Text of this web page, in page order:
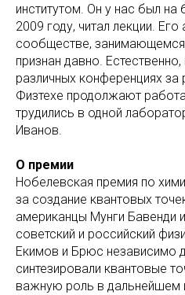
институтом. Он у нас был
2009 году, читал лекции.
сообществе, занимающемся
признан давно.
различных конференциях
Физтехе продолжают
трудились в одной
Иванов.
О премии
Нобелевская премия по
за создание квантовых
американцы Мунги Бавенди
советский и российский
Екимов и Брюс независимо
синтезировали квантовые
важную роль в дальнейшем